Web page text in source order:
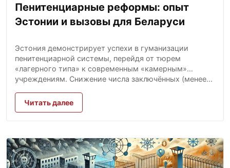
Пенитенциарные реформы: опыт
Эстонии и вызовы для Беларуси
Эстония демонстрирует успехи в гуманизации
пенитенциарной системы, перейдя от тюрем
«лагерного типа» к современным «камерным»
учреждениям. Снижение числа заключённых (менее...
Читать далее